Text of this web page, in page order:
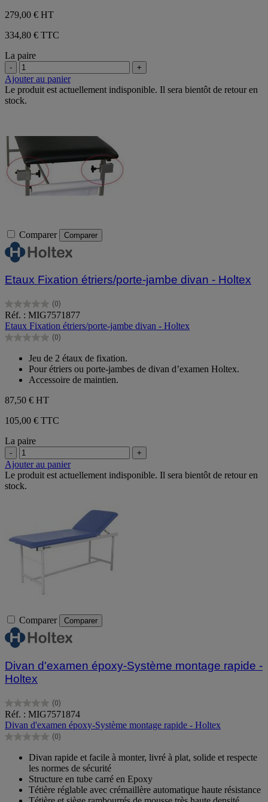
279,00 € HT
334,80 € TTC
La paire
- +
Ajouter au panier
Le produit est actuellement indisponible. Il sera bientôt de retour en
stock.
Comparer Comparer
Etaux Fixation étriers/porte-jambe divan - Holtex
(0)
0.0
sur
5
étoiles.
Réf. : MIG7571877
Etaux Fixation étriers/porte-jambe divan - Holtex
(0)
0.0
étoiles.
Jeu de 2 étaux de fixation.
Pour étriers ou porte-jambes de divan d’examen Holtex.
Accessoire de maintien.
87,50 € HT
105,00 € TTC
La paire
- +
Ajouter au panier
Le produit est actuellement indisponible. Il sera bientôt de retour en
stock.
Comparer Comparer
Divan d'examen époxy-Système montage rapide -
Holtex
(0)
0.0
sur
5
étoiles.
Réf. : MIG7571874
Divan d'examen époxy-Système montage rapide - Holtex
(0)
0.0
étoiles.
Divan rapide et facile à monter, livré à plat, solide et respecte
les normes de sécurité
Structure en tube carré en Epoxy
Tétière réglable avec crémaillère automatique haute résistance